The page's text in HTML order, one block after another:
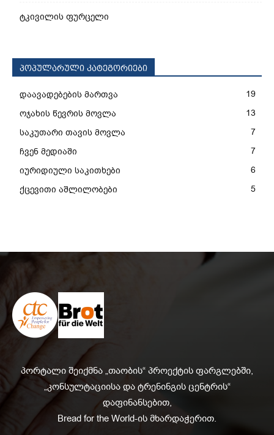
ტკივილის ფურცელი
პოპულარული კატეგორიები
დაავადებების მართვა
19
ოჯახის წევრის მოვლა
13
საკუთარი თავის მოვლა
7
ჩვენ მედიაში
7
იურიდიული საკითხები
6
ქცევითი აშლილობები
5
პორტალი შეიქმნა „თაობის“ პროექტის ფარგლებში,
„კონსულტაციისა და ტრენინგის ცენტრის“
დაფინანსებით,
Bread for the World-ის მხარდაჭერით.